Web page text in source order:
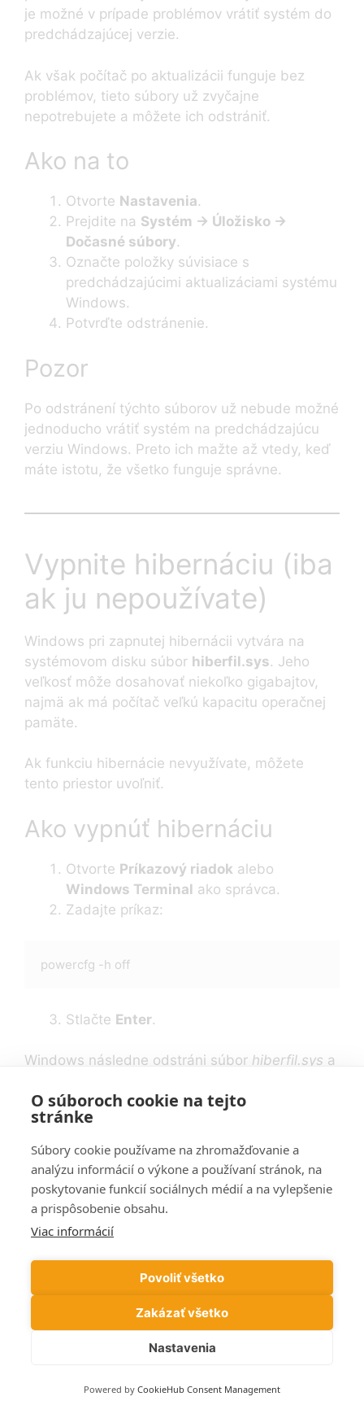
je možné v prípade problémov vrátiť systém do
predchádzajúcej verzie.
Ak však počítač po aktualizácii funguje bez
problémov, tieto súbory už zvyčajne
nepotrebujete a môžete ich odstrániť.
Ako na to
Otvorte Nastavenia.
Prejdite na Systém → Úložisko →
Dočasné súbory.
Označte položky súvisiace s
predchádzajúcimi aktualizáciami systému
Windows.
Potvrďte odstránenie.
Pozor
Po odstránení týchto súborov už nebude možné
jednoducho vrátiť systém na predchádzajúcu
verziu Windows. Preto ich mažte až vtedy, keď
máte istotu, že všetko funguje správne.
Vypnite hibernáciu (iba
ak ju nepoužívate)
Windows pri zapnutej hibernácii vytvára na
systémovom disku súbor hiberfil.sys. Jeho
veľkosť môže dosahovať niekoľko gigabajtov,
najmä ak má počítač veľkú kapacitu operačnej
pamäte.
Ak funkciu hibernácie nevyužívate, môžete
tento priestor uvoľniť.
Ako vypnúť hibernáciu
Otvorte Príkazový riadok alebo
Windows Terminal ako správca.
Zadajte príkaz:
Stlačte Enter.
Windows následne odstráni súbor hiberfil.sys a
Kedy hibernáciu nevypínať?
Ak pravidelne používate režim hibernácie alebo
funkciu Rýchle spustenie (Fast Startup),
odporúčame ju ponechať zapnutú. V takom
prípade je lepšie zamerať sa na iné spôsoby
Nájdite duplicitné
O súboroch cookie na tejto
stránke
Súbory cookie používame na zhromažďovanie a
analýzu informácií o výkone a používaní stránok, na
poskytovanie funkcií sociálnych médií a na vylepšenie
a prispôsobenie obsahu.
Viac informácií
Povoliť všetko
Zakázať všetko
Nastavenia
Powered by CookieHub Consent Management